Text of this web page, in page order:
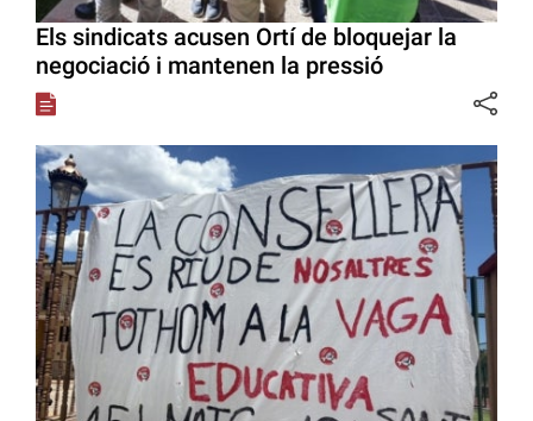
Els sindicats acusen Ortí de bloquejar la
negociació i mantenen la pressió